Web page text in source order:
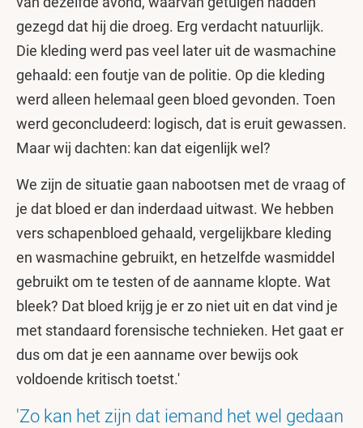
gezegd dat hij die droeg. Erg verdacht natuurlijk.
Die kleding werd pas veel later uit de wasmachine
gehaald: een foutje van de politie. Op die kleding
werd alleen helemaal geen bloed gevonden. Toen
werd geconcludeerd: logisch, dat is eruit gewassen.
Maar wij dachten: kan dat eigenlijk wel?
We zijn de situatie gaan nabootsen met de vraag of
je dat bloed er dan inderdaad uitwast. We hebben
vers schapenbloed gehaald, vergelijkbare kleding
en wasmachine gebruikt, en hetzelfde wasmiddel
gebruikt om te testen of de aanname klopte. Wat
bleek? Dat bloed krijg je er zo niet uit en dat vind je
met standaard forensische technieken. Het gaat er
dus om dat je een aanname over bewijs ook
voldoende kritisch toetst.'
'Zo kan het zijn dat iemand het wel gedaan